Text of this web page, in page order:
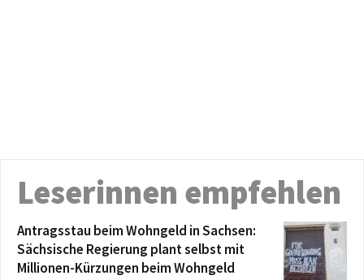
Leserinnen empfehlen
Antragsstau beim Wohngeld in Sachsen:
Sächsische Regierung plant selbst mit
Millionen-Kürzungen beim Wohngeld